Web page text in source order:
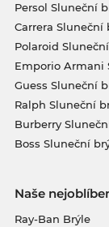
Persol Sluneční
Carrera Sluneční
Polaroid
Emporio Armani
Guess Sluneční
Ralph Sluneční
Burberry
Boss Sluneční
Naše
Ray-Ban Brýle